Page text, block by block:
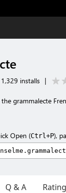
1,329 installs |
grammalecte
Open (Ctrl+P),
Q & A